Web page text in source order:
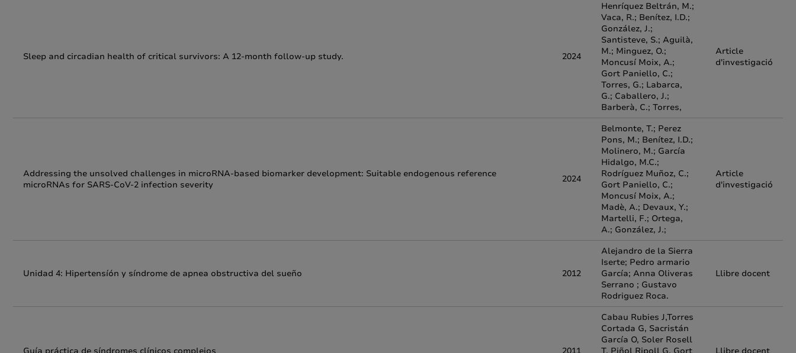
Sleep and circadian health of critical survivors: A 12-month follow-up study. 2024
Henríquez Beltrán, M.;
Vaca, R.; Benítez, I.D.;
González, J.;
Santisteve, S.; Aguilà,
M.; Minguez, O.;
Moncusí Moix, A.;
Gort Paniello, C.;
Torres, G.; Labarca,
G.; Caballero, J.;
Barberà, C.; Torres,
Article
d'investigació
Addressing the unsolved challenges in microRNA-based biomarker development: Suitable endogenous reference
microRNAs for SARS-CoV-2 infection severity
2024
Belmonte, T.; Perez
Pons, M.; Benítez, I.D.;
Molinero, M.; García
Hidalgo, M.C.;
Rodríguez Muñoz, C.;
Gort Paniello, C.;
Moncusí Moix, A.;
Madè, A.; Devaux, Y.;
Martelli, F.; Ortega,
A.; González, J.;
Article
d'investigació
Unidad 4: Hipertensíón y síndrome de apnea obstructiva del sueño 2012
Alejandro de la Sierra
Iserte; Pedro armario
García; Anna Oliveras
Serrano ; Gustavo
Rodriguez Roca.
Llibre docent
Cabau Rubies J,Torres
Cortada G, Sacristán
García O, Soler Rosell